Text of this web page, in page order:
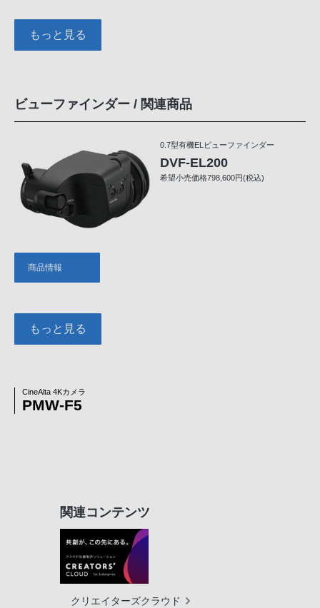
もっと見る
ビューファインダー / 関連商品
0.7型有機ELビューファインダー
DVF-EL200
希望小売価格798,600円(税込)
商品情報
もっと見る
CineAlta 4Kカメラ
PMW-F5
関連コンテンツ
クリエイターズクラウド